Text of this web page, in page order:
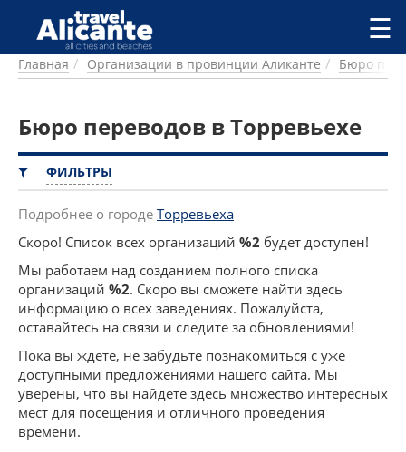
Перейти к основному содержанию
ГОРОДА
ПИТАНИЕ
ПРОЖИВАНИЕ
ПЛЯЖИ
ДОСТОПРИМЕЧАТЕЛЬНОСТИ
КЕМПИНГ
КОМАРКИ (РАЙОНЫ)
РЕЦЕПТЫ
ПРЕДЛОЖЕНИЯ
СТАТЬИ
УСЛУГИ
☰
Главная Организации в провинции Аликанте Бюро
Бюро переводов в Торревьехе
ФИЛЬТРЫ
Подробнее о городе Торревьеха
Скоро! Список всех организаций %2 будет доступен!
Мы работаем над созданием полного списка
организаций %2. Скоро вы сможете найти здесь
информацию о всех заведениях. Пожалуйста,
оставайтесь на связи и следите за обновлениями!
Пока вы ждете, не забудьте познакомиться с уже
доступными предложениями нашего сайта. Мы
уверены, что вы найдете здесь множество интересных
мест для посещения и отличного проведения
времени.